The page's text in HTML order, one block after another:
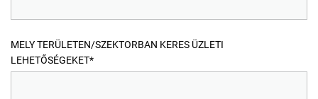
MELY TERÜLETEN/SZEKTORBAN KERES ÜZLETI
LEHETŐSÉGEKET*